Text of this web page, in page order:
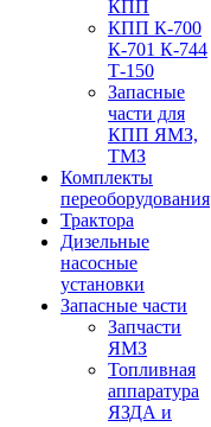
КПП
КПП К-700
К-701 К-744
Т-150
Запасные
части для
КПП ЯМЗ,
ТМЗ
Комплекты
переоборудования
Трактора
Дизельные
насосные
установки
Запасные части
Запчасти
ЯМЗ
Топливная
аппаратура
ЯЗДА и